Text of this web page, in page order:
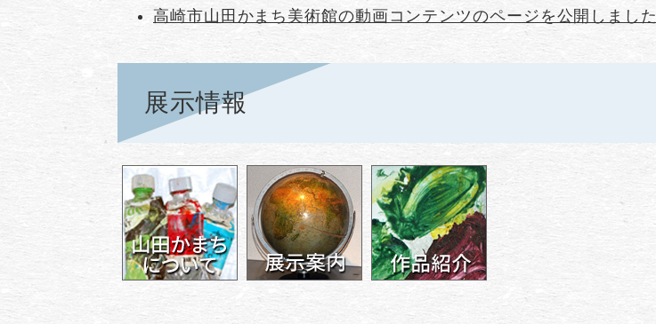
高崎市山田かまち美術館の動画コンテンツのページを公開しました
展示情報